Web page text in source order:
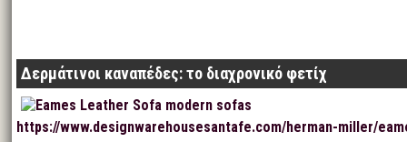
Δερμάτινοι καναπέδες: το διαχρονικό φετίχ
https://www.designwarehousesantafe.com/herman-miller/